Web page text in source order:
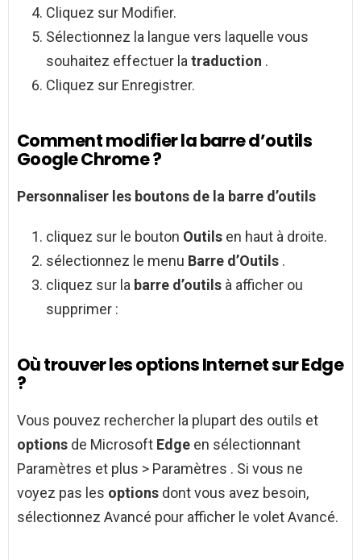
Cliquez sur Modifier.
Sélectionnez la langue vers laquelle vous
souhaitez effectuer latraduction .
Cliquez sur Enregistrer.
Comment modifier la barre d’outils
Google Chrome ?
Personnaliser les boutons de la barre d’outils
cliquez sur le bouton Outils en haut à droite.
sélectionnez le menu Barre d’Outils .
cliquez sur la barre d’outils à afficher ou
supprimer :
Où trouver les options Internet sur Edge
?
Vous pouvez rechercher la plupart des outils et
options de Microsoft Edge en sélectionnant
Paramètres et plus > Paramètres . Si vous ne
voyez pas les options dont vous avez besoin,
sélectionnez Avancé pour afficher le volet Avancé.